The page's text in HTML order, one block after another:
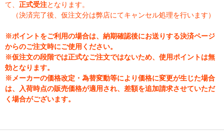
て、 正式受注となります。
（決済完了後、仮注文分は弊店にてキャンセル処理を行います）
※ポイントをご利用の場合は、納期確認後にお送りする決済ページ
からのご注文時にご使用ください。
※仮注文の段階では正式なご注文ではないため、使用ポイントは無
効となります。
※メーカーの価格改定・為替変動等により価格に変更が生じた場合
は、入荷時点の販売価格が適用され、差額を追加請求させていただ
く場合がございます。